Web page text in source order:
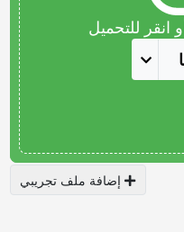
للتحميل
إضافة ملف تجريبي